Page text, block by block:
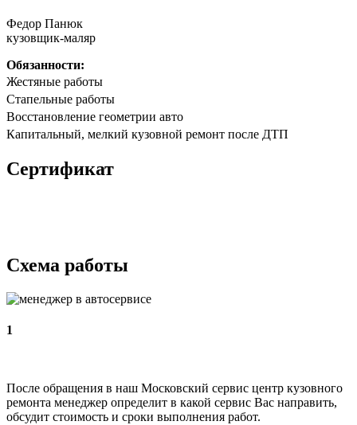
Федор Панюк
кузовщик-маляр
Обязанности:
Жестяные работы
Стапельные работы
Восстановление геометрии авто
Капитальный, мелкий кузовной ремонт после ДТП
Сертификат
Схема работы
1
После обращения в наш Московский сервис центр кузовного
ремонта менеджер определит в какой сервис Вас направить,
обсудит стоимость и сроки выполнения работ.